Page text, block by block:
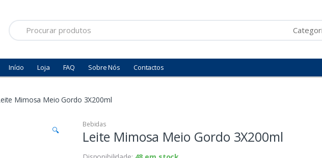
Procurar
por:
Início Loja FAQ Sobre Nós Contactos
Mimosa Meio Gordo 3X200ml
🔍
Bebidas
Leite Mimosa Meio Gordo 3X200ml